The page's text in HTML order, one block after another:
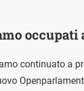
occupati
continuato a